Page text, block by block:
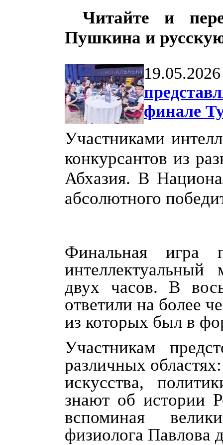
Читайте и
Пушкина и
19.05.2026
финале
Участниками
конкурсантов из
Абхазия. В
абсолютного
Финальная игра
двух часов. В
ответили на более
из которых был в
Участникам
различных
искусства,
знают об истории
вспоминая
физиолога Павлова